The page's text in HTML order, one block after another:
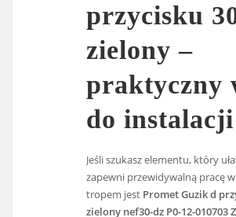
przycisku
zielony –
praktyczny
do instalacji
Jeśli szukasz elementu, który
zapewni przewidywalną pracę
tropem jest Promet Guzik d
zielony nef30-dz P0-12-010703 Z